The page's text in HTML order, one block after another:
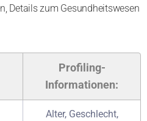
Details zum Gesundheitswesen
Profiling-
Informationen:
Alter, Geschlecht,